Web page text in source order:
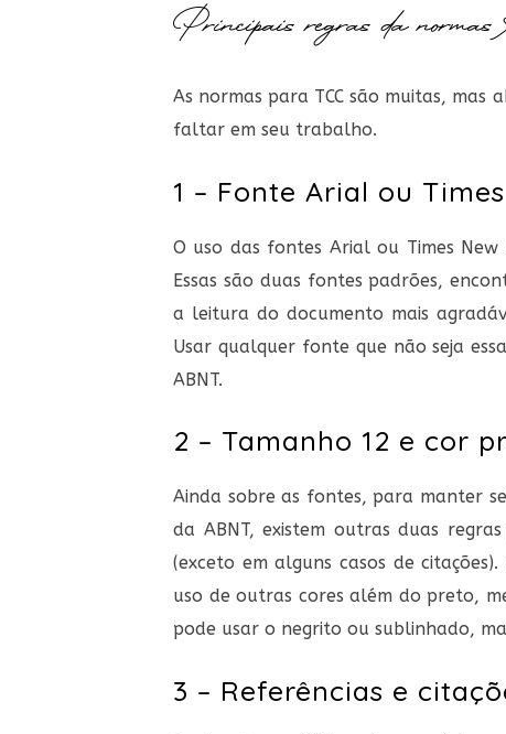
Principais regrasda normas
As normas para TCC são muitas, mas
faltar em seu trabalho.
1 – Fonte Arial ou
O uso das fontes Arialou Times New
Essas são duas fontes padrões,
a leitura do documento mais
Usar qualquer fonte que não seja
ABNT.
2 – Tamanho 12 e cor
Ainda sobre as fontes, para manter
da ABNT, existem outras duas
(exceto em alguns casos de
uso de outras cores além do preto,
pode usar o negrito ou sublinhado,
3 – Referências e